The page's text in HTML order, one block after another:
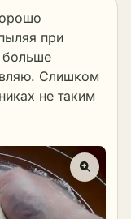
при
больше
Слишком
не таким